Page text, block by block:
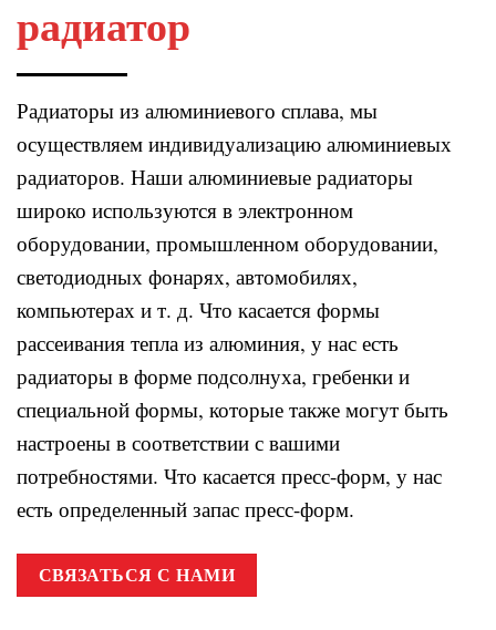
радиатор
Радиаторы из алюминиевого сплава, мы
осуществляем индивидуализацию алюминиевых
радиаторов. Наши алюминиевые радиаторы
широко используются в электронном
оборудовании, промышленном оборудовании,
светодиодных фонарях, автомобилях,
компьютерах и т. д. Что касается формы
рассеивания тепла из алюминия, у нас есть
радиаторы в форме подсолнуха, гребенки и
специальной формы, которые также могут быть
настроены в соответствии с вашими
потребностями. Что касается пресс-форм, у нас
есть определенный запас пресс-форм.
СВЯЗАТЬСЯ С НАМИ